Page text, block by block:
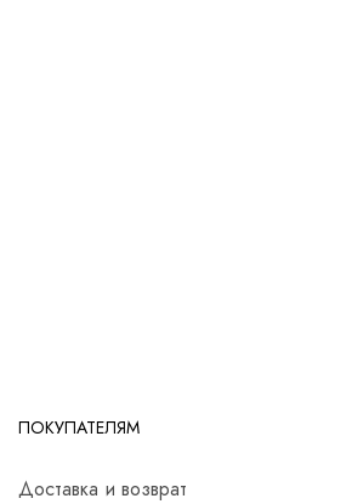
ПОКУПАТЕЛЯМ
Доставка и возврат